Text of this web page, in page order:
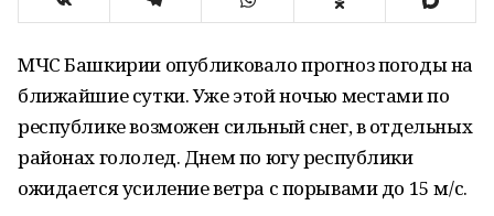
МЧС Башкирии опубликовало прогноз погоды на
ближайшие сутки. Уже этой ночью местами по
республике возможен сильный снег, в отдельных
районах гололед. Днем по югу республики
ожидается усиление ветра с порывами до 15 м/с.